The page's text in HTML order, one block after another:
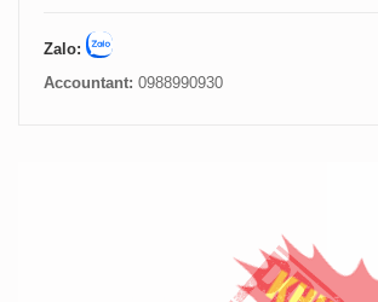
Zalo:
Accountant: 0988990930